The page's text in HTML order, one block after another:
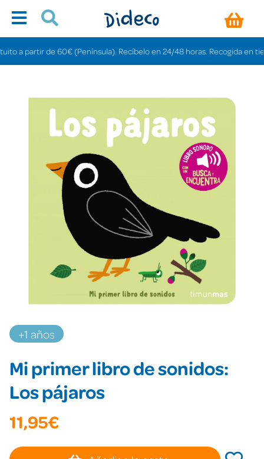
partir de 60€ (Península). Recíbelo en 24/48 horas. Recogida en tiendas
+1 años
Mi primer libro de sonidos:
Los pájaros
11,95€